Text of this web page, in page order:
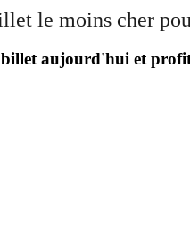
le moins cher
billet aujourd'hui et